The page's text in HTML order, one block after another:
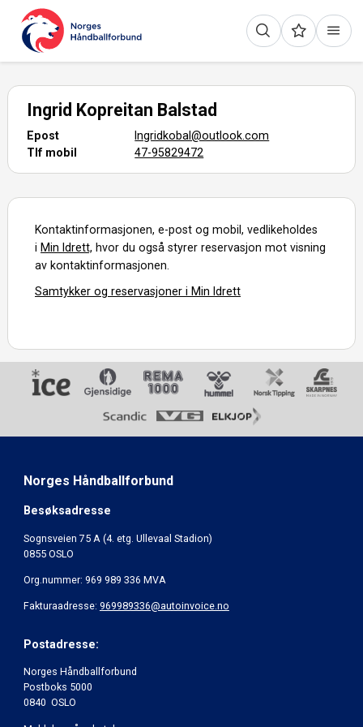
Ingrid Kopreitan Balstad
Epost
Ingridkobal@outlook.com
Tlf mobil
47-95829472
Kontaktinformasjonen, e-post og mobil, vedlikeholdes
i Min Idrett, hvor du også styrer reservasjon mot visning
av kontaktinformasjonen.
Samtykker og reservasjoner i Min Idrett
Norges Håndballforbund
Besøksadresse
Sognsveien 75 A (4. etg. Ullevaal Stadion)
0855 OSLO
Org.nummer: 969 989 336 MVA
Fakturaadresse: 969989336@autoinvoice.no
Postadresse:
Norges Håndballforbund
Postboks 5000
0840 OSLO